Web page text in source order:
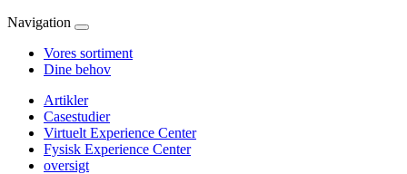
Navigation
Vores sortiment
Dine behov
Artikler
Casestudier
Virtuelt Experience Center
Fysisk Experience Center
oversigt